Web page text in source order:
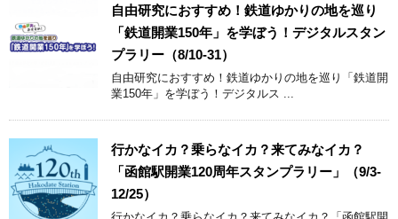
自由研究におすすめ！鉄道ゆかりの地を巡り
「鉄道開業150年」を学ぼう！デジタルスタン
プラリー（8/10-31）
自由研究におすすめ！鉄道ゆかりの地を巡り「鉄道開
業150年」を学ぼう！デジタルス ...
行かなイカ？乗らなイカ？来てみなイカ？
「函館駅開業120周年スタンプラリー」（9/3-
12/25）